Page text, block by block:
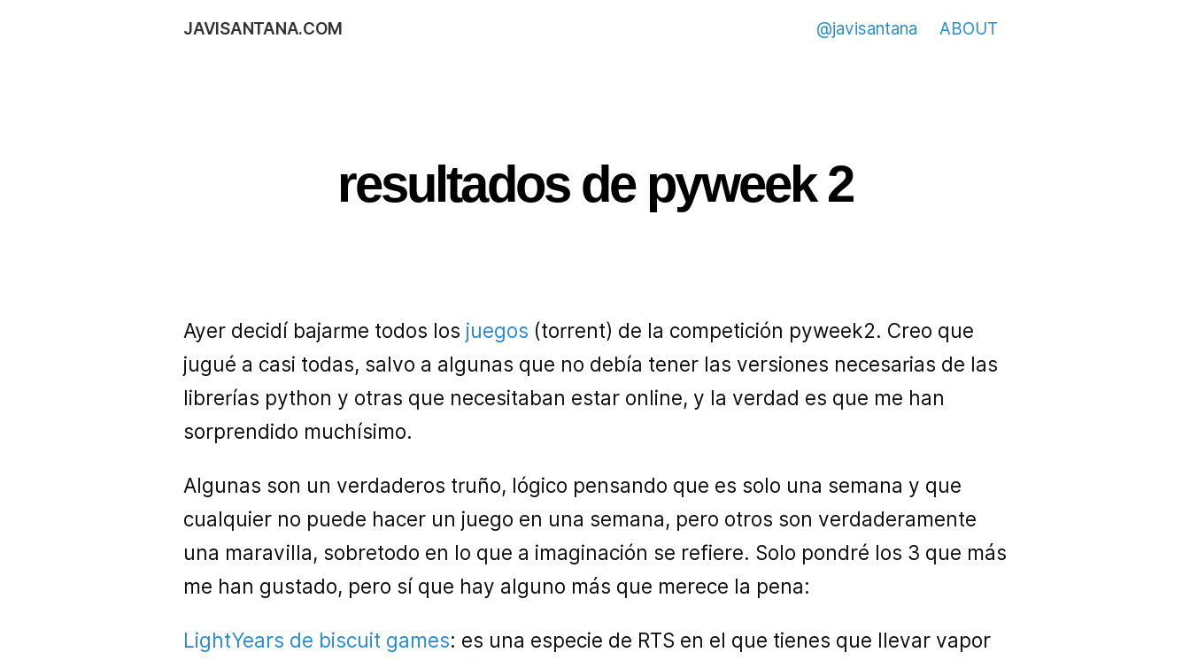
JAVISANTANA.COM @javisantana ABOUT
resultados de pyweek 2
Ayer decidí bajarme todos los juegos (torrent) de la competición pyweek2. Creo que
jugué a casi todas, salvo a algunas que no debía tener las versiones necesarias de las
librerías python y otras que necesitaban estar online, y la verdad es que me han
sorprendido muchísimo.
Algunas son un verdaderos truño, lógico pensando que es solo una semana y que
cualquier no puede hacer un juego en una semana, pero otros son verdaderamente
una maravilla, sobretodo en lo que a imaginación se refiere. Solo pondré los 3 que más
me han gustado, pero sí que hay alguno más que merece la pena:
LightYears de biscuit games: es una especie de RTS en el que tienes que llevar vapor